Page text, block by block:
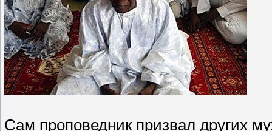
Сам проповедник призвал других